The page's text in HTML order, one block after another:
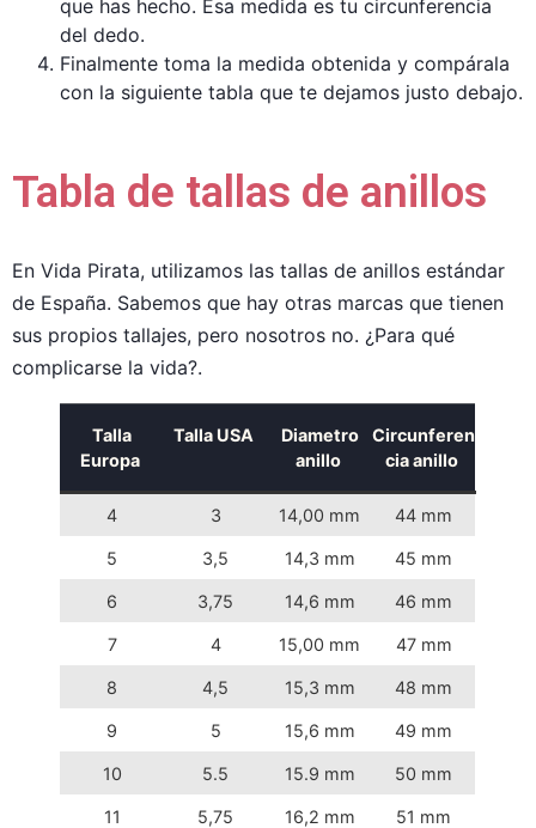
que has hecho. Esa medida es tu circunferencia
del dedo.
Finalmente toma la medida obtenida y compárala
con la siguiente tabla que te dejamos justo debajo.
Tabla de tallas de anillos
En Vida Pirata, utilizamos las tallas de anillos estándar
de España. Sabemos que hay otras marcas que tienen
sus propios tallajes, pero nosotros no. ¿Para qué
complicarse la vida?.
Talla
Europa
Talla USA
Diametro
anillo
Circunferen
cia anillo
4 3 14,00 mm 44 mm
5 3,5 14,3 mm 45 mm
6 3,75 14,6 mm 46 mm
7 4 15,00 mm 47 mm
8 4,5 15,3 mm 48 mm
9 5 15,6 mm 49 mm
10 5.5 15.9 mm 50 mm
11 5,75 16,2 mm 51 mm